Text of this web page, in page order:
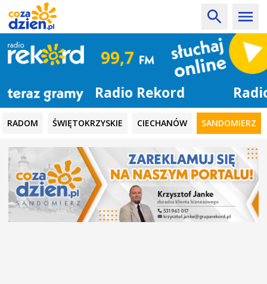
Radio Rekord
RADOM ŚWIĘTOKRZYSKIE CIECHANÓW SANDOMIERZ